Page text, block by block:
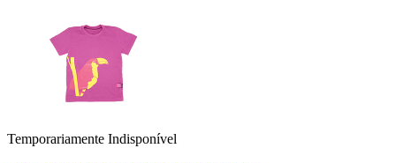
Temporariamente Indisponível